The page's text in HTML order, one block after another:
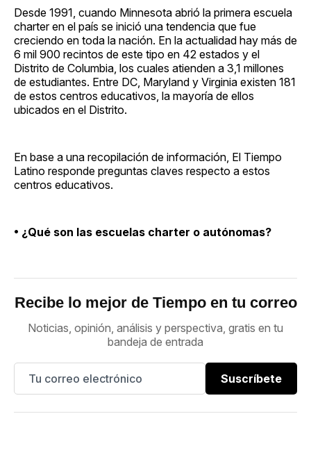
Desde 1991, cuando Minnesota abrió la primera escuela
charter en el país se inició una tendencia que fue
creciendo en toda la nación. En la actualidad hay más de
6 mil 900 recintos de este tipo en 42 estados y el
Distrito de Columbia, los cuales atienden a 3,1 millones
de estudiantes. Entre DC, Maryland y Virginia existen 181
de estos centros educativos, la mayoría de ellos
ubicados en el Distrito.
En base a una recopilación de información, El Tiempo
Latino responde preguntas claves respecto a estos
centros educativos.
• ¿Qué son las escuelas charter o autónomas?
Recibe lo mejor de Tiempo en tu correo
Noticias, opinión, análisis y perspectiva, gratis en tu
bandeja de entrada
Suscríbete